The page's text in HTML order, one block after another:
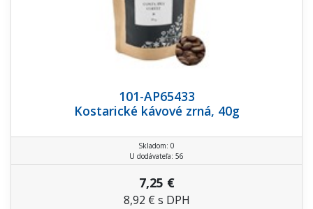
101-AP65433
Kostarické kávové zrná, 40g
Skladom: 0
U dodávateľa: 56
7,25 €
8,92 € s DPH